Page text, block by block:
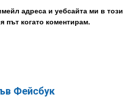
адреса и уебсайта ми в този
път когато коментирам.
Фейсбук